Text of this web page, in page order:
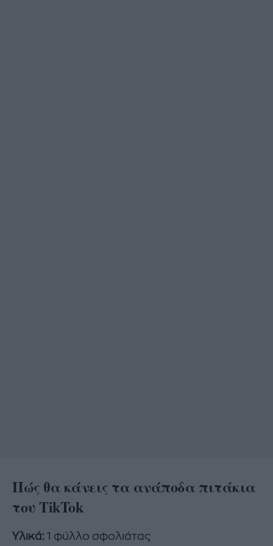
Πώς θα κάνεις τα ανάποδα πιτάκια
του TikTok
Yλικά: 1 φύλλο σφολιάτας